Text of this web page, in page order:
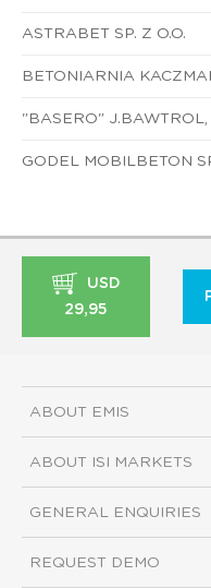
ASTRABET SP. Z O.O.
BETONIARNIA
"BASERO" J.BAWTROL,
GODEL MOBILBETON
USD
29,95
ABOUT EMIS
ABOUT ISI MARKETS
GENERAL ENQUIRIES
REQUEST DEMO